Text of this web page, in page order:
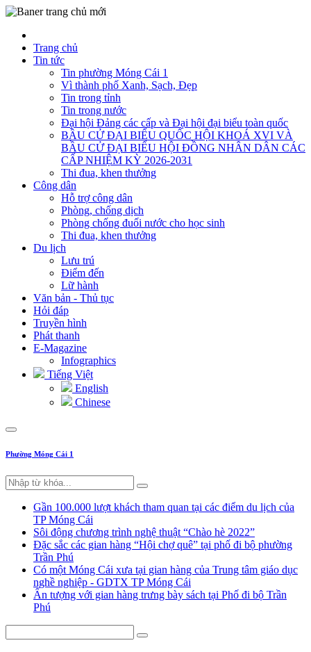
Trang chủ
Tin tức
Tin phường Móng Cái 1
Vì thành phố Xanh, Sạch, Đẹp
Tin trong tỉnh
Tin trong nước
Đại hội Đảng các cấp và Đại hội đại biểu toàn quốc
BẦU CỬ ĐẠI BIỂU QUỐC HỘI KHOÁ XVI VÀ
BẦU CỬ ĐẠI BIỂU HỘI ĐỒNG NHÂN DÂN CÁC
CẤP NHIỆM KỲ 2026-2031
Thi đua, khen thưởng
Công dân
Hỗ trợ công dân
Phòng, chống dịch
Phòng chống đuối nước cho học sinh
Thi đua, khen thưởng
Du lịch
Lưu trú
Điểm đến
Lữ hành
Văn bản - Thủ tục
Hỏi đáp
Truyền hình
Phát thanh
E-Magazine
Infographics
Tiếng Việt
English
Chinese
Phường Móng Cái 1
Gần 100.000 lượt khách tham quan tại các điểm du lịch của
TP Móng Cái
Sôi động chương trình nghệ thuật “Chào hè 2022”
Đặc sắc các gian hàng “Hội chợ quê” tại phố đi bộ phường
Trần Phú
Có một Móng Cái xưa tại gian hàng của Trung tâm giáo dục
nghề nghiệp - GDTX TP Móng Cái
Ấn tượng với gian hàng trưng bày sách tại Phố đi bộ Trần
Phú